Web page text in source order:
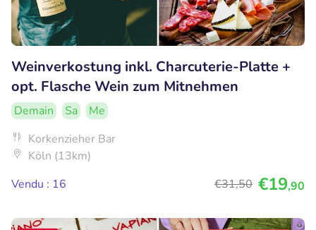
Weinverkostung inkl. Charcuterie-Platte +
opt. Flasche Wein zum Mitnehmen
Demain Sa
Me
Korkenzieher Bar
Köln (13km)
Vendu : 16
€31,50 €19,90